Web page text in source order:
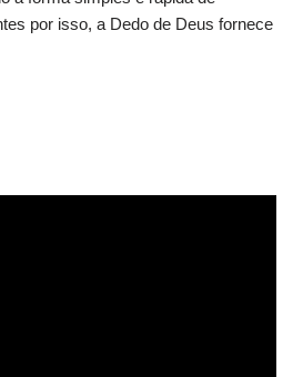
por isso, a Dedo de Deus fornece